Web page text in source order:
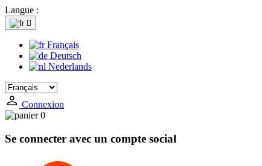
Langue :

Français
Deutsch
Nederlands
Connexion
0
Se connecter avec un compte social